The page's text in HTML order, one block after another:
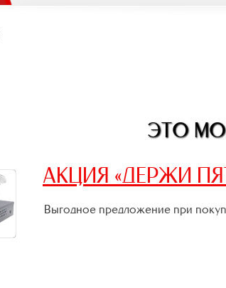
ЭТО
АКЦИЯ «ДЕРЖИ
Выгодное предложение при